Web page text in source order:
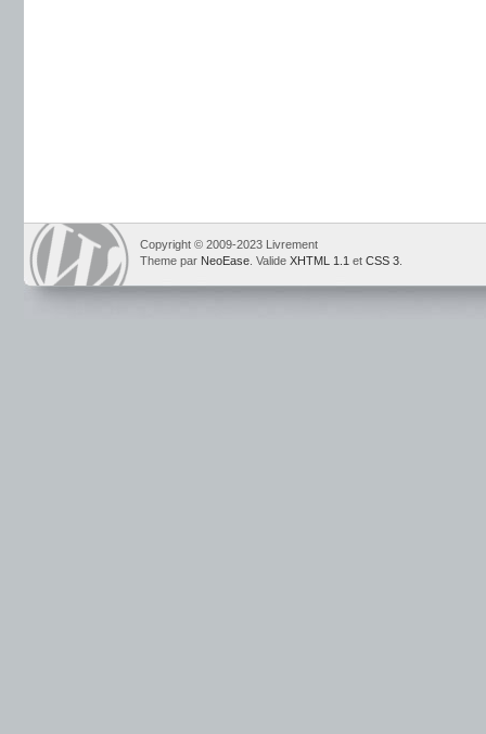
Copyright © 2009-2023 Livrement
Theme par NeoEase . Valide XHTML 1.1 et CSS 3